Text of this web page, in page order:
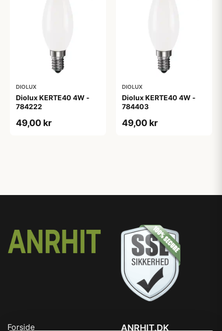
DIOLUX
Diolux KERTE40 4W -
784222
49,00 kr
DIOLUX
Diolux KERTE40 4W -
784403
49,00 kr
Forside ANRHIT.DK